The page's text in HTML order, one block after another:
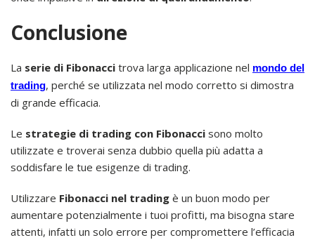
Conclusione
La serie di Fibonacci trova larga applicazione nel mondo del
trading, perché se utilizzata nel modo corretto si dimostra
di grande efficacia.
Le strategie di trading con Fibonacci sono molto
utilizzate e troverai senza dubbio quella più adatta a
soddisfare le tue esigenze di trading.
Utilizzare Fibonacci nel trading è un buon modo per
aumentare potenzialmente i tuoi profitti, ma bisogna stare
attenti, infatti un solo errore per compromettere l’efficacia